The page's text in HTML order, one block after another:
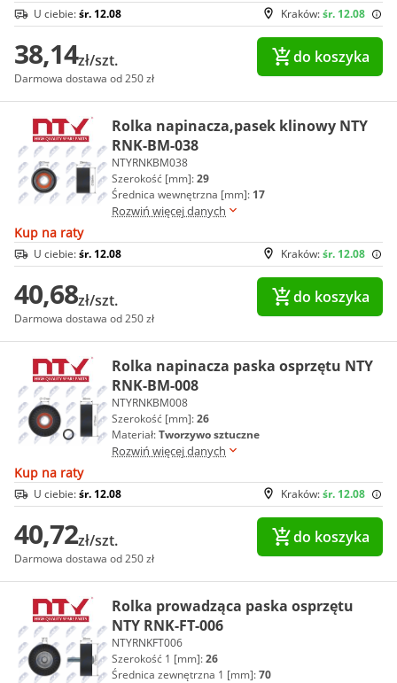
Kraków:śr. 12.08
U ciebie:śr. 12.08
38,14zł/szt.
Darmowa dostawa od 250 zł
do koszyka
Rolka napinacza,pasek klinowy NTY
RNK-BM-038
NTYRNKBM038
Szerokość [mm]:29
Średnica wewnętrzna [mm]: 17
Rozwiń więcej danych
Kup na raty
Kraków:śr. 12.08
U ciebie:śr. 12.08
40,68zł/szt.
Darmowa dostawa od 250 zł
do koszyka
Rolka napinacza paska osprzętu NTY
RNK-BM-008
NTYRNKBM008
Szerokość [mm]:26
Materiał:Tworzywo sztuczne
Rozwiń więcej danych
Kup na raty
Kraków:śr. 12.08
U ciebie:śr. 12.08
40,72zł/szt.
Darmowa dostawa od 250 zł
do koszyka
Rolka prowadząca paska osprzętu
NTY RNK-FT-006
NTYRNKFT006
Szerokość 1 [mm]:26
Średnica zewnętrzna 1 [mm]:70